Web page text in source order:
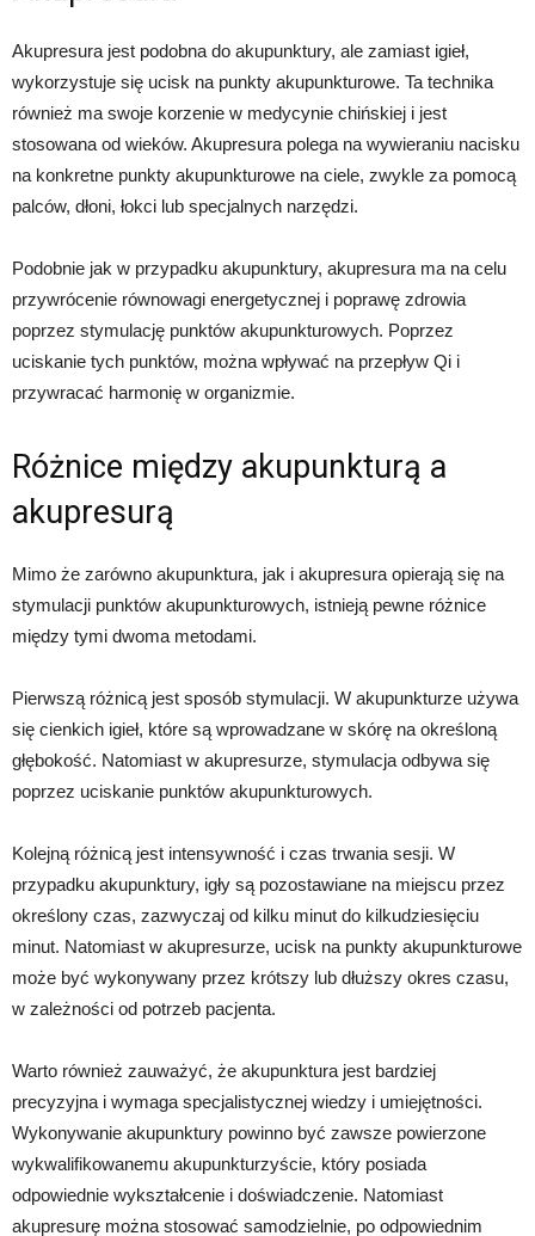
Akupresura jest podobna do akupunktury, ale zamiast igieł,
wykorzystuje się ucisk na punkty akupunkturowe. Ta technika
również ma swoje korzenie w medycynie chińskiej i jest
stosowana od wieków. Akupresura polega na wywieraniu nacisku
na konkretne punkty akupunkturowe na ciele, zwykle za pomocą
palców, dłoni, łokci lub specjalnych narzędzi.
Podobnie jak w przypadku akupunktury, akupresura ma na celu
przywrócenie równowagi energetycznej i poprawę zdrowia
poprzez stymulację punktów akupunkturowych. Poprzez
uciskanie tych punktów, można wpływać na przepływ Qi i
przywracać harmonię w organizmie.
Różnice między akupunkturą a
akupresurą
Mimo że zarówno akupunktura, jak i akupresura opierają się na
stymulacji punktów akupunkturowych, istnieją pewne różnice
między tymi dwoma metodami.
Pierwszą różnicą jest sposób stymulacji. W akupunkturze używa
się cienkich igieł, które są wprowadzane w skórę na określoną
głębokość. Natomiast w akupresurze, stymulacja odbywa się
poprzez uciskanie punktów akupunkturowych.
Kolejną różnicą jest intensywność i czas trwania sesji. W
przypadku akupunktury, igły są pozostawiane na miejscu przez
określony czas, zazwyczaj od kilku minut do kilkudziesięciu
minut. Natomiast w akupresurze, ucisk na punkty akupunkturowe
może być wykonywany przez krótszy lub dłuższy okres czasu,
w zależności od potrzeb pacjenta.
Warto również zauważyć, że akupunktura jest bardziej
precyzyjna i wymaga specjalistycznej wiedzy i umiejętności.
Wykonywanie akupunktury powinno być zawsze powierzone
wykwalifikowanemu akupunkturzyście, który posiada
odpowiednie wykształcenie i doświadczenie. Natomiast
akupresurę można stosować samodzielnie, po odpowiednim